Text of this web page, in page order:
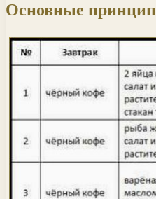
Основные